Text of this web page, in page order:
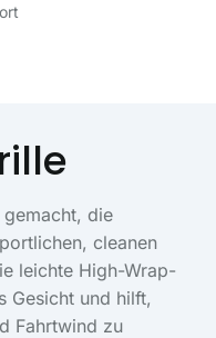
die
cleanen
leichte High-Wrap-
Gesicht und hilft,
Fahrtwind zu